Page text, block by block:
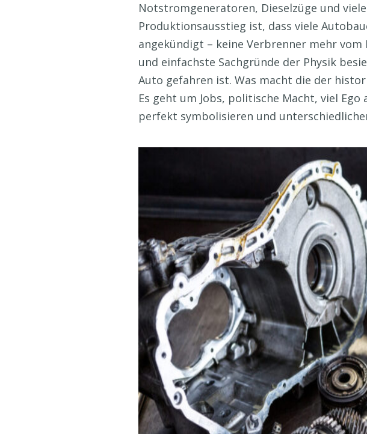
Notstromgeneratoren, Dieselzüge und
Produktionsausstieg ist, dass viele
angekündigt – keine Verbrenner mehr
und einfachste Sachgründe der Physik
Auto gefahren ist. Was macht die der
Es geht um Jobs, politische Macht, viel
perfekt symbolisieren und